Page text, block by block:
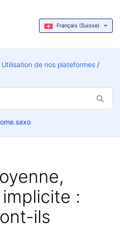
Français (Suisse)
Utilisation de nos plateformes
:
ils